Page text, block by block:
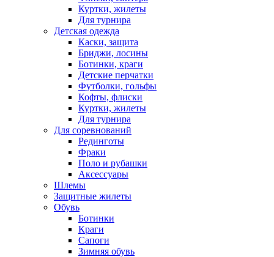
Куртки, жилеты
Для турнира
Детская одежда
Каски, защита
Бриджи, лосины
Ботинки, краги
Детские перчатки
Футболки, гольфы
Кофты, флиски
Куртки, жилеты
Для турнира
Для соревнований
Рединготы
Фраки
Поло и рубашки
Аксессуары
Шлемы
Защитные жилеты
Обувь
Ботинки
Краги
Сапоги
Зимняя обувь